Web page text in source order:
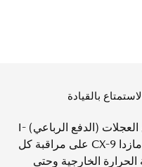
بالقيادة
تعمل التقنية التوقعية للقيادة بجميع العجلات (الدفع الرباعي) I-
ACTIV AWD المتوفرة في سيارة مازدا CX-9 على مراقبة كل
الخارجية وحتى